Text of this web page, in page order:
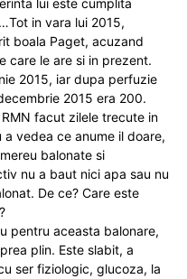
lui este cumplita
in vara lui 2015,
boala Paget, acuzand
care le are si in prezent.
2015, iar dupa perfuzie
2015 era 200.
facut zilele trecute in
vedea ce anume il doare,
balonate si
nu a baut nici apa sau nu
De ce? Care este
pentru aceasta balonare,
plin. Este slabit, a
ser fiziologic, glucoza, la